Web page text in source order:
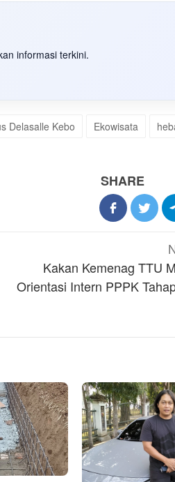
informasi terkini.
Delasalle Kebo Ekowisata
SHARE
Kakan Kemenag TTU
Orientasi Intern PPPK